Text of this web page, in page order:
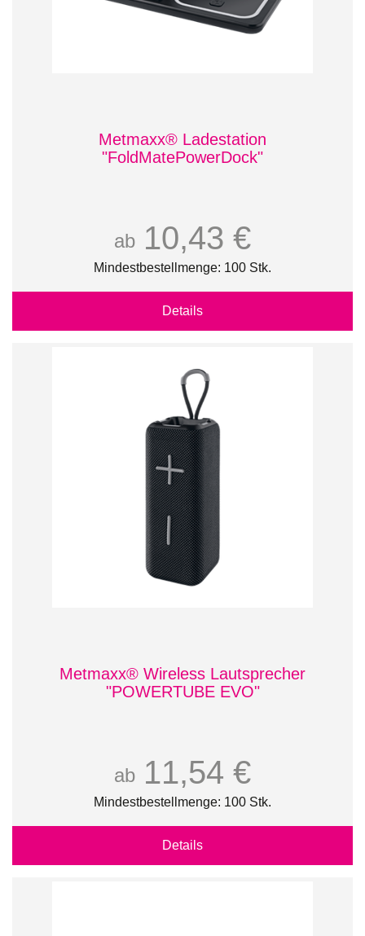
Metmaxx® Ladestation
"FoldMatePowerDock"
ab 10,43 €
Mindestbestellmenge: 100 Stk.
Details
Metmaxx® Wireless Lautsprecher
"POWERTUBE EVO"
ab 11,54 €
Mindestbestellmenge: 100 Stk.
Details